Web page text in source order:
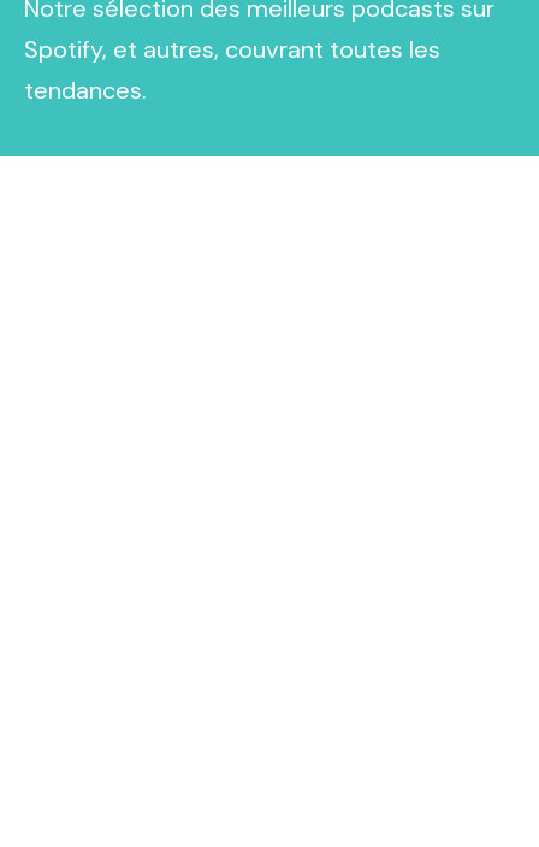
Notre sélection des meilleurs podcasts sur
Spotify, et autres, couvrant toutes les
tendances.